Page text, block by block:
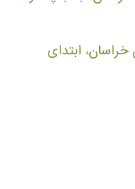
خراسان، ابتدای